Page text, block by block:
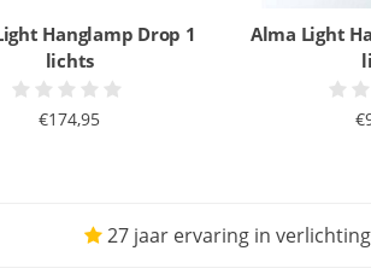
Hanglamp Drop 1
lichts
€174,95
Alma Light
27 jaar ervaring in verlichting